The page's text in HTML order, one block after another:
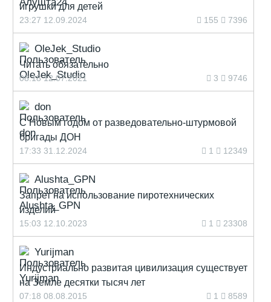
игрушки для детей
23:27 12.09.2024 155 7396
OleJek_Studio
Читать обязательно
08:18 12.07.2021 3 9746
don
С Новым годом от разведовательно-штурмовой
бригады ДОН
17:33 31.12.2024 1 12349
Alushta_GPN
Запрет на использование пиротехнических
изделий
15:03 12.10.2023 1 23308
Yurijman
Индустриально развитая цивилизация существует
на Земле десятки тысяч лет
07:18 08.08.2015 1 8589